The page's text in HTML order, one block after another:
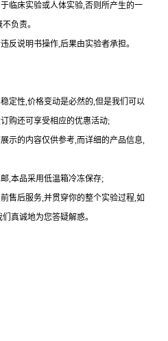
临床实验或人体实验,否则所产生的一
负责。
反说明书操作,后果由实验者承担。
定性,价格变动是必然的,但是我们可以
购还可享受相应的优惠活动;
示的内容仅供参考,而详细的产品信息,
,本品采用低温箱冷冻保存;
售后服务,并贯穿你的整个实验过程,如
真诚地为您答疑解惑。